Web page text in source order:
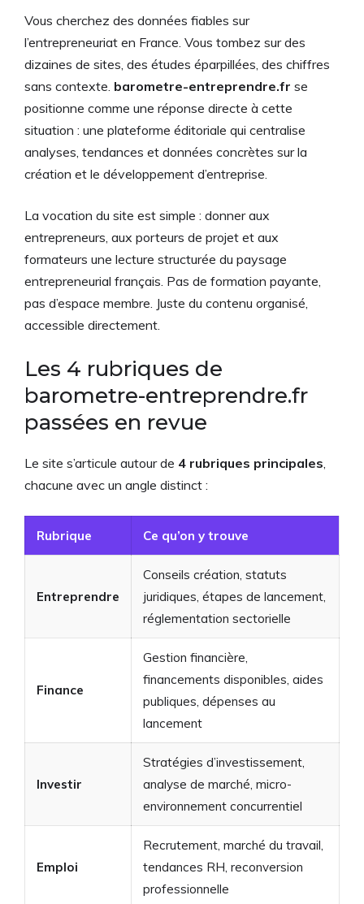
Vous cherchez des données fiables sur
l’entrepreneuriat en France. Vous tombez sur des
dizaines de sites, des études éparpillées, des chiffres
sans contexte. barometre-entreprendre.fr se
positionne comme une réponse directe à cette
situation : une plateforme éditoriale qui centralise
analyses, tendances et données concrètes sur la
création et le développement d’entreprise.
La vocation du site est simple : donner aux
entrepreneurs, aux porteurs de projet et aux
formateurs une lecture structurée du paysage
entrepreneurial français. Pas de formation payante,
pas d’espace membre. Juste du contenu organisé,
accessible directement.
Les 4 rubriques de
barometre-entreprendre.fr
passées en revue
Le site s’articule autour de 4 rubriques principales
chacune avec un angle distinct :
Rubrique Ce qu’on y trouve
Entreprendre
Conseils création, statuts
juridiques, étapes de lancement,
réglementation sectorielle
Finance
Gestion financière,
financements disponibles, aides
publiques, dépenses au
lancement
Investir
Stratégies d’investissement,
analyse de marché, micro-
environnement concurrentiel
Emploi
Recrutement, marché du travail,
tendances RH, reconversion
professionnelle